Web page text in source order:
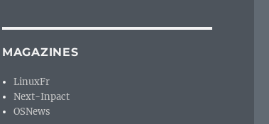
MAGAZINES
LinuxFr
Next-Inpact
OSNews